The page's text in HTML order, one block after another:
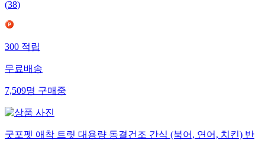
(38)
300적립
무료배송
7,509명구매중
굿포펫 애착 트릿 대용량 동결건조 간식 (북어, 연어, 치킨) 반